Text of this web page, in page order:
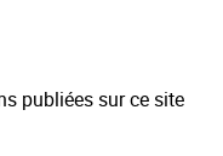
publiées sur ce site